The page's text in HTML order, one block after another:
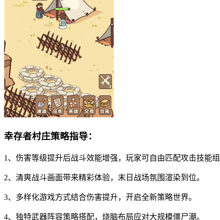
幸存者村庄策略指导：
1、伤害等级提升后战斗效能增强，玩家可自由匹配攻击技能
2、清爽战斗画面带来精彩体验，末日战场氛围渲染到位。
3、多样化游戏方式结合伤害提升，开启全新策略世界。
4、独特武器阵容策略搭配，烧脑布局应对大规模僵尸潮。